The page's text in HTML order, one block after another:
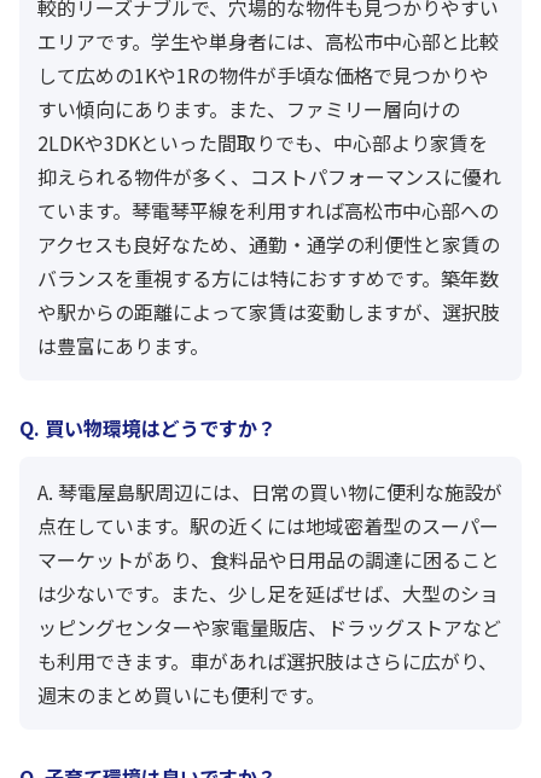
較的リーズナブルで、穴場的な物件も見つかりやすい
エリアです。学生や単身者には、高松市中心部と比較
して広めの1Kや1Rの物件が手頃な価格で見つかりや
すい傾向にあります。また、ファミリー層向けの
2LDKや3DKといった間取りでも、中心部より家賃を
抑えられる物件が多く、コストパフォーマンスに優れ
ています。琴電琴平線を利用すれば高松市中心部への
アクセスも良好なため、通勤・通学の利便性と家賃の
バランスを重視する方には特におすすめです。築年数
や駅からの距離によって家賃は変動しますが、選択肢
は豊富にあります。
Q. 買い物環境はどうですか？
A. 琴電屋島駅周辺には、日常の買い物に便利な施設が
点在しています。駅の近くには地域密着型のスーパー
マーケットがあり、食料品や日用品の調達に困ること
は少ないです。また、少し足を延ばせば、大型のショ
ッピングセンターや家電量販店、ドラッグストアなど
も利用できます。車があれば選択肢はさらに広がり、
週末のまとめ買いにも便利です。